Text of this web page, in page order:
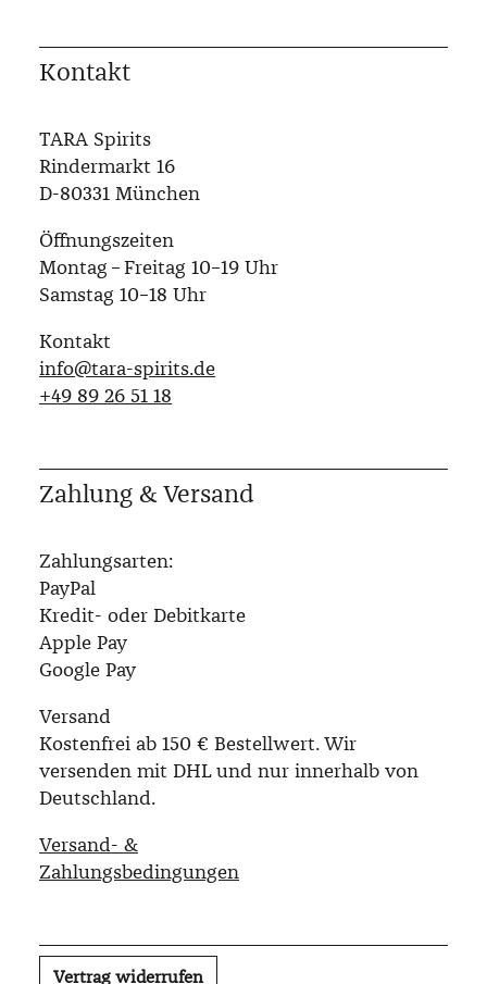
Kontakt
TARA Spirits
Rindermarkt 16
D-80331 München
Öffnungszeiten
Montag – Freitag 10–19 Uhr
Samstag 10–18 Uhr
Kontakt
info@tara-spirits.de
‭+49 89 26 51 18‬
Zahlung & Versand
Zahlungsarten:
PayPal
Kredit- oder Debitkarte
Apple Pay
Google Pay
Versand
Kostenfrei ab 150 € Bestellwert. Wir
versenden mit DHL und nur innerhalb von
Deutschland.
Versand- &
Zahlungsbedingungen
Vertrag widerrufen